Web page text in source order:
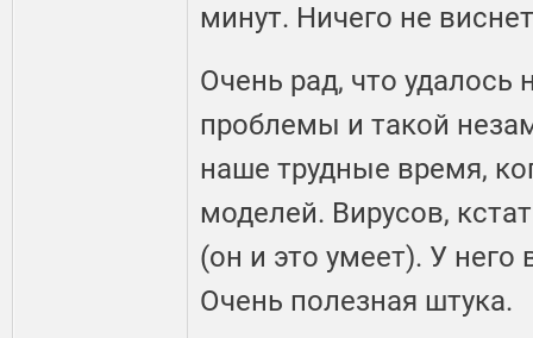
минут. Ничего не
Очень рад, что удалось
проблемы и такой
наше трудные время,
моделей. Вирусов,
(он и это умеет). У
Очень полезная штука.